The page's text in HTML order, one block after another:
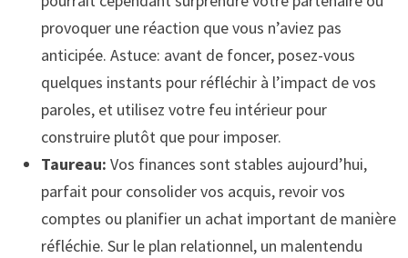
provoquer une réaction que vous n’aviez pas
anticipée. Astuce: avant de foncer, posez-vous
quelques instants pour réfléchir à l’impact de vos
paroles, et utilisez votre feu intérieur pour
construire plutôt que pour imposer.
Taureau: Vos finances sont stables aujourd’hui,
parfait pour consolider vos acquis, revoir vos
comptes ou planifier un achat important de manière
réfléchie. Sur le plan relationnel, un malentendu